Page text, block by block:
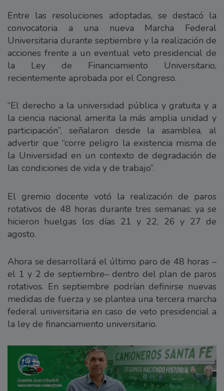
Entre las resoluciones adoptadas, se destacó la
convocatoria a una nueva Marcha Federal
Universitaria durante septiembre y la realización de
acciones frente a un eventual veto presidencial de
la Ley de Financiamiento Universitario,
recientemente aprobada por el Congreso.
“El derecho a la universidad pública y gratuita y a
la ciencia nacional amerita la más amplia unidad y
participación”, señalaron desde la asamblea, al
advertir que “corre peligro la existencia misma de
la Universidad en un contexto de degradación de
las condiciones de vida y de trabajo”.
El gremio docente votó la realización de paros
rotativos de 48 horas durante tres semanas: ya se
hicieron huelgas los días 21 y 22, 26 y 27 de
agosto.
Ahora se desarrollará el último paro de 48 horas –
el 1 y 2 de septiembre– dentro del plan de paros
rotativos. En septiembre podrían definirse nuevas
medidas de fuerza y se plantea una tercera marcha
federal universitaria en caso de veto presidencial a
la ley de financiamiento universitario.